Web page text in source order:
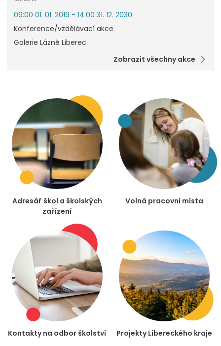
09:00 01. 01. 2019 - 14:00 31. 12. 2030
Konference/vzdělávací akce
Galerie Lázně Liberec
Zobrazit všechny akce
Adresář škol a školských
zařízení
Volná pracovní místa
Kontakty na odbor školství Projekty Libereckého kraje